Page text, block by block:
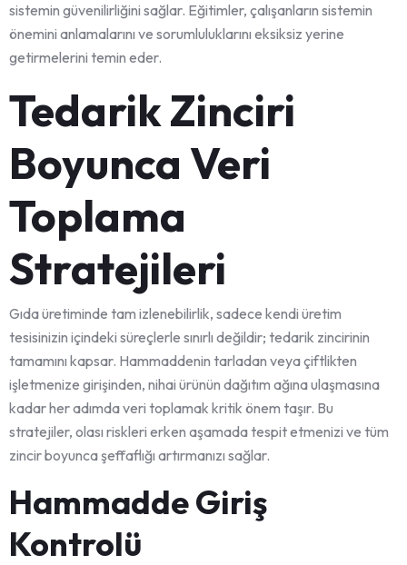
sistemin güvenilirliğini sağlar. Eğitimler, çalışanların sistemin
önemini anlamalarını ve sorumluluklarını eksiksiz yerine
getirmelerini temin eder.
Tedarik Zinciri
Boyunca Veri
Toplama
Stratejileri
Gıda üretiminde tam izlenebilirlik, sadece kendi üretim
tesisinizin içindeki süreçlerle sınırlı değildir; tedarik zincirinin
tamamını kapsar. Hammaddenin tarladan veya çiftlikten
işletmenize girişinden, nihai ürünün dağıtım ağına ulaşmasına
kadar her adımda veri toplamak kritik önem taşır. Bu
stratejiler, olası riskleri erken aşamada tespit etmenizi ve tüm
zincir boyunca şeffaflığı artırmanızı sağlar.
Hammadde Giriş
Kontrolü